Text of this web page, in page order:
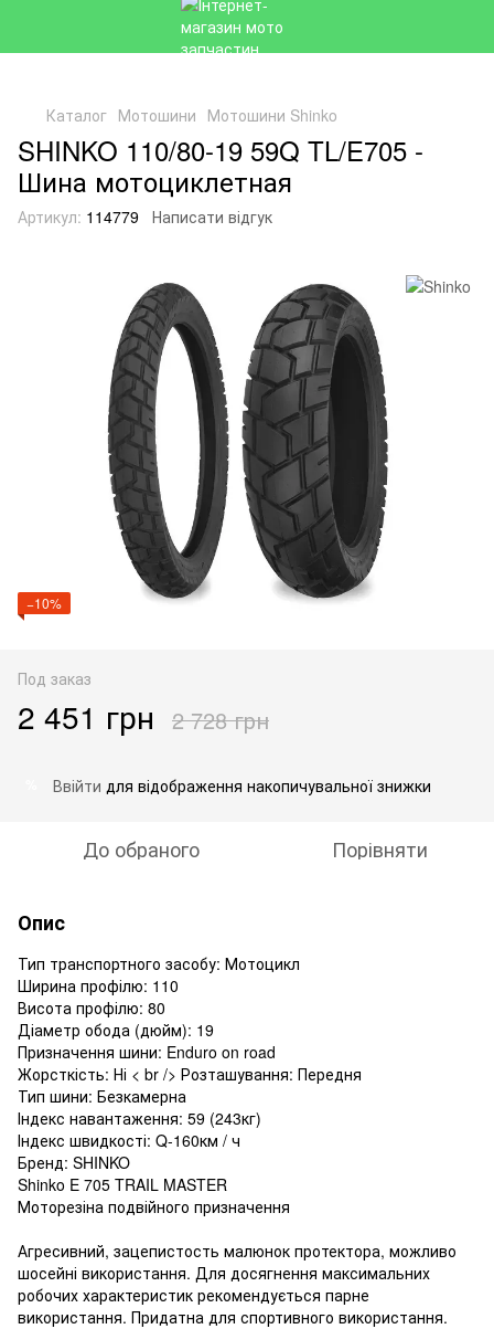
Каталог Мотошини Мотошини Shinko
SHINKO 110/80-19 59Q TL/E705 -
Шина мотоциклетная
Артикул: 114779 Написати відгук
−10%
Под заказ
2 451 грн 2 728 грн
Ввійти для відображення накопичувальної знижки
До обраного Порівняти
Опис
Тип транспортного засобу: Мотоцикл
Ширина профілю: 110
Висота профілю: 80
Діаметр обода (дюйм): 19
Призначення шини: Enduro on road
Жорсткість: Ні < br /> Розташування: Передня
Тип шини: Безкамерна
Індекс навантаження: 59 (243кг)
Індекс швидкості: Q-160км / ч
Бренд: SHINKO
Shinko E 705 TRAIL MASTER
Моторезіна подвійного призначення
Агресивний, зацепистость малюнок протектора, можливо
шосейні використання. Для досягнення максимальних
робочих характеристик рекомендується парне
використання. Придатна для спортивного використання.